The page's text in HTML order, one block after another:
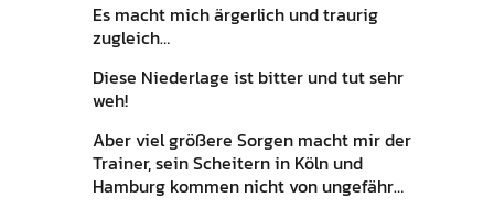
Es macht mich ärgerlich und traurig
zugleich…
Diese Niederlage ist bitter und tut sehr
weh!
Aber viel größere Sorgen macht mir der
Trainer, sein Scheitern in Köln und
Hamburg kommen nicht von ungefähr…